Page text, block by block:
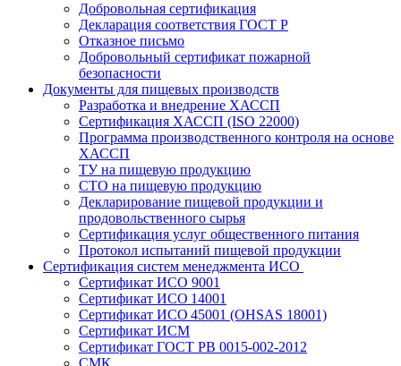
Добровольная сертификация
Декларация соответствия ГОСТ Р
Отказное письмо
Добровольный сертификат пожарной
безопасности
Документы для пищевых производств
Разработка и внедрение ХАССП
Сертификация ХАССП (ISO 22000)
Программа производственного контроля на основе
ХАССП
ТУ на пищевую продукцию
СТО на пищевую продукцию
Декларирование пищевой продукции и
продовольственного сырья
Сертификация услуг общественного питания
Протокол испытаний пищевой продукции
Сертификация систем менеджмента ИСО
Сертификат ИСО 9001
Сертификат ИСО 14001
Сертификат ИСО 45001 (OHSAS 18001)
Сертификат ИСМ
Сертификат ГОСТ РВ 0015-002-2012
СМК